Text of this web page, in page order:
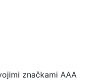
značkami AAA